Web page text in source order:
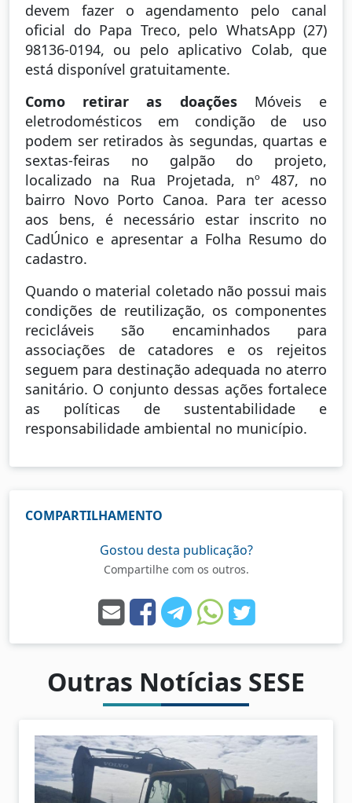
devem fazer o agendamento pelo canal
oficial do Papa Treco, pelo WhatsApp (27)
98136-0194, ou pelo aplicativo Colab, que
está disponível gratuitamente.
Como retirar as doaçõesMóveis e
eletrodomésticos em condição de uso
podem ser retirados às segundas, quartas e
sextas-feiras no galpão do projeto,
localizado na Rua Projetada, nº 487, no
bairro Novo Porto Canoa. Para ter acesso
aos bens, é necessário estar inscrito no
CadÚnico e apresentar a Folha Resumo do
cadastro.
Quando o material coletado não possui mais
condições de reutilização, os componentes
recicláveis são encaminhados para
associações de catadores e os rejeitos
seguem para destinação adequada no aterro
sanitário. O conjunto dessas ações fortalece
as políticas de sustentabilidade e
responsabilidade ambiental no município.
COMPARTILHAMENTO
Gostou desta publicação?
Compartilhe com os outros.
Outras Notícias SESE